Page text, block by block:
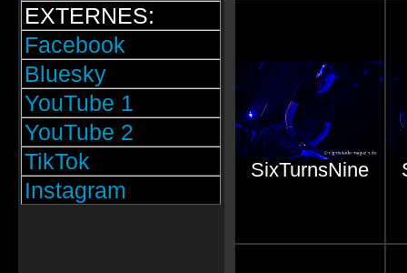
EXTERNES:
Facebook
Bluesky
YouTube 1
YouTube 2
TikTok
Instagram
SixTurnsNine